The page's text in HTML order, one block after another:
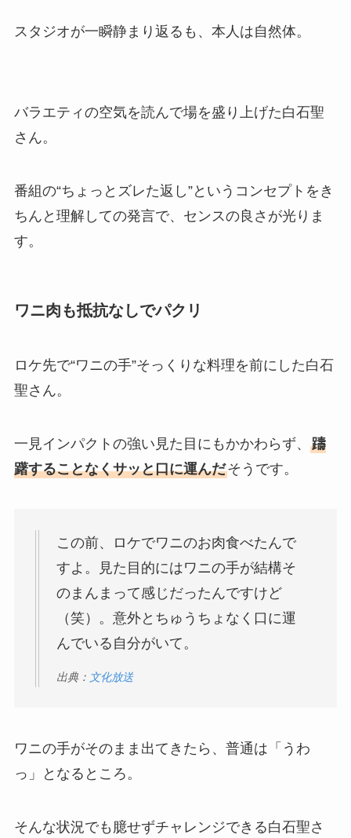
スタジオが一瞬静まり返るも、本人は自然体。
バラエティの空気を読んで場を盛り上げた白石聖
さん。
番組の“ちょっとズレた返し”というコンセプトをき
ちんと理解しての発言で、センスの良さが光りま
す。
ワニ肉も抵抗なしでパクリ
ロケ先で“ワニの手”そっくりな料理を前にした白石
聖さん。
一見インパクトの強い見た目にもかかわらず、 躊
躇することなくサッと口に運んだそうです。
この前、ロケでワニのお肉食べたんで
すよ。見た目的にはワニの手が結構そ
のまんまって感じだったんですけど
（笑）。意外とちゅうちょなく口に運
んでいる自分がいて。
出典： 文化放送
ワニの手がそのまま出てきたら、普通は「うわ
っ」となるところ。
そんな状況でも臆せずチャレンジできる白石聖さ